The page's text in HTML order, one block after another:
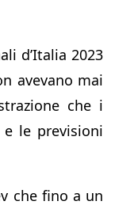
d’Italia 2023
avevano mai
che i
le previsioni
che fino a un